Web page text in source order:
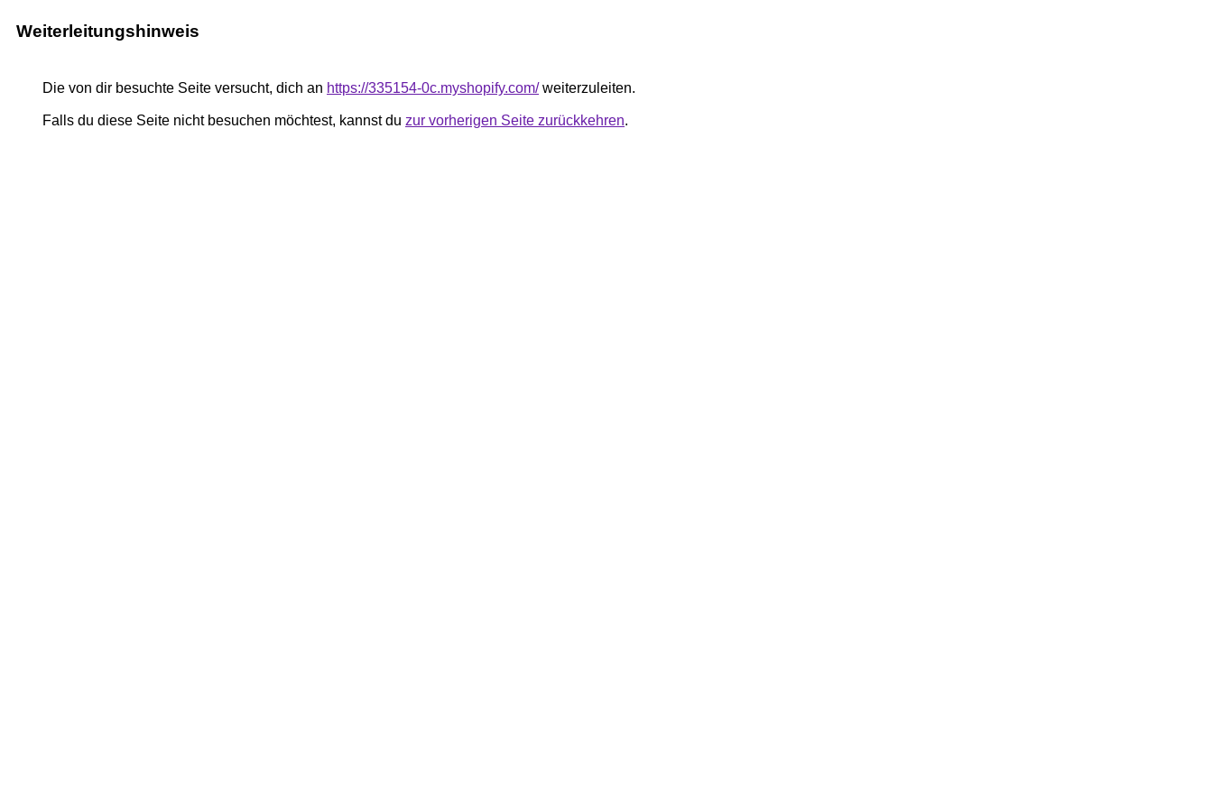
Weiterleitungshinweis
Die von dir besuchte Seite versucht, dich an https://335154-0c.myshopify.com/weiterzuleiten.
Falls du diese Seite nicht besuchen möchtest, kannst du zur vorherigen Seite zurückkehren.